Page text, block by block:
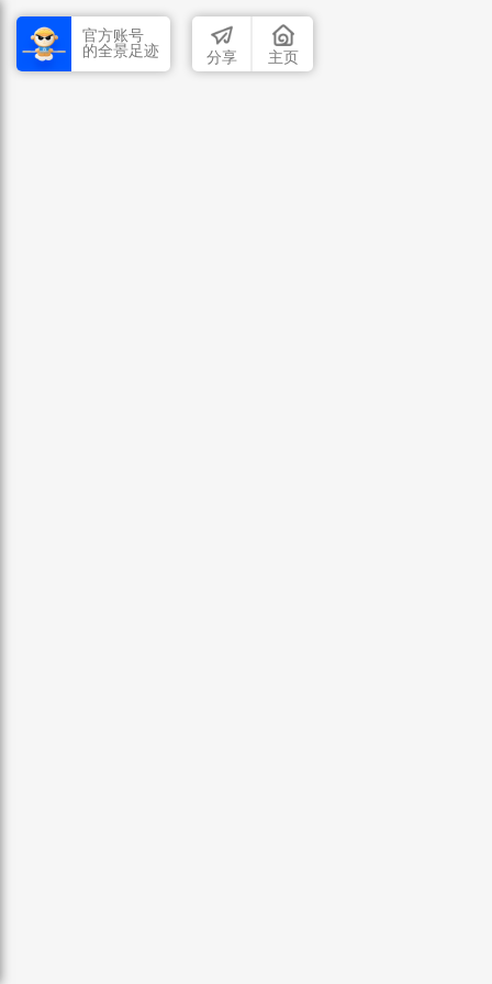
官方账号
的全景足迹
分享 主页